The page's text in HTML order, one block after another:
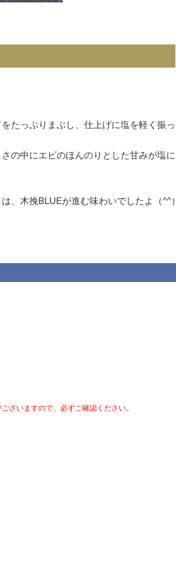
たっぷりまぶし、仕上げに塩を軽く振っ
の中にエビのほんのりとした甘みが塩に
、木挽BLUEが進む味わいでしたよ（^^）
ざいますので、必ずご確認ください。